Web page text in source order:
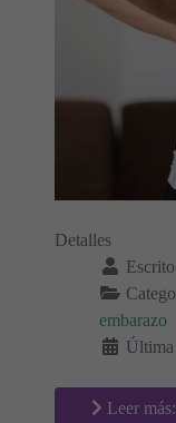
Detalles
embarazo
Leer